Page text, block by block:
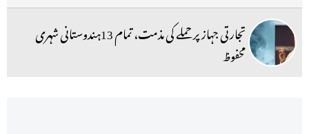
تجارتی جہاز پر حملے کی مذمت، تمام 13ہندوستانی شہری
محفوظ